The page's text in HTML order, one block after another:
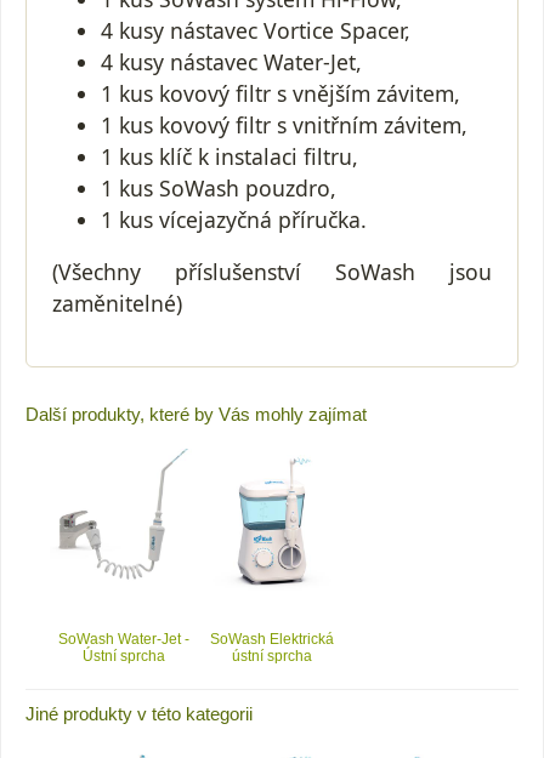
4 kusy nástavec Vortice Spacer,
4 kusy nástavec Water-Jet,
1 kus kovový filtr s vnějším závitem,
1 kus kovový filtr s vnitřním závitem,
1 kus klíč k instalaci filtru,
1 kus SoWash pouzdro,
1 kus vícejazyčná příručka.
(Všechny příslušenství SoWash jsou
zaměnitelné)
Další produkty, které by Vás mohly zajímat
SoWash Water-Jet -
Ústní sprcha
SoWash Elektrická
ústní sprcha
Jiné produkty v této kategorii